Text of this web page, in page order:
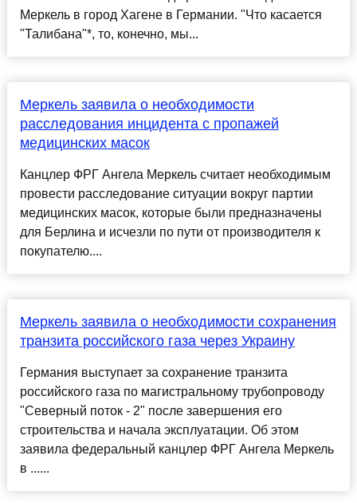
Меркель в город Хагене в Германии. "Что касается
"Талибана"*, то, конечно, мы...
Меркель заявила о необходимости
расследования инцидента с пропажей
медицинских масок
Канцлер ФРГ Ангела Меркель считает необходимым
провести расследование ситуации вокруг партии
медицинских масок, которые были предназначены
для Берлина и исчезли по пути от производителя к
покупателю....
Меркель заявила о необходимости сохранения
транзита российского газа через Украину
Германия выступает за сохранение транзита
российского газа по магистральному трубопроводу
"Северный поток - 2" после завершения его
строительства и начала эксплуатации. Об этом
заявила федеральный канцлер ФРГ Ангела Меркель
в ......